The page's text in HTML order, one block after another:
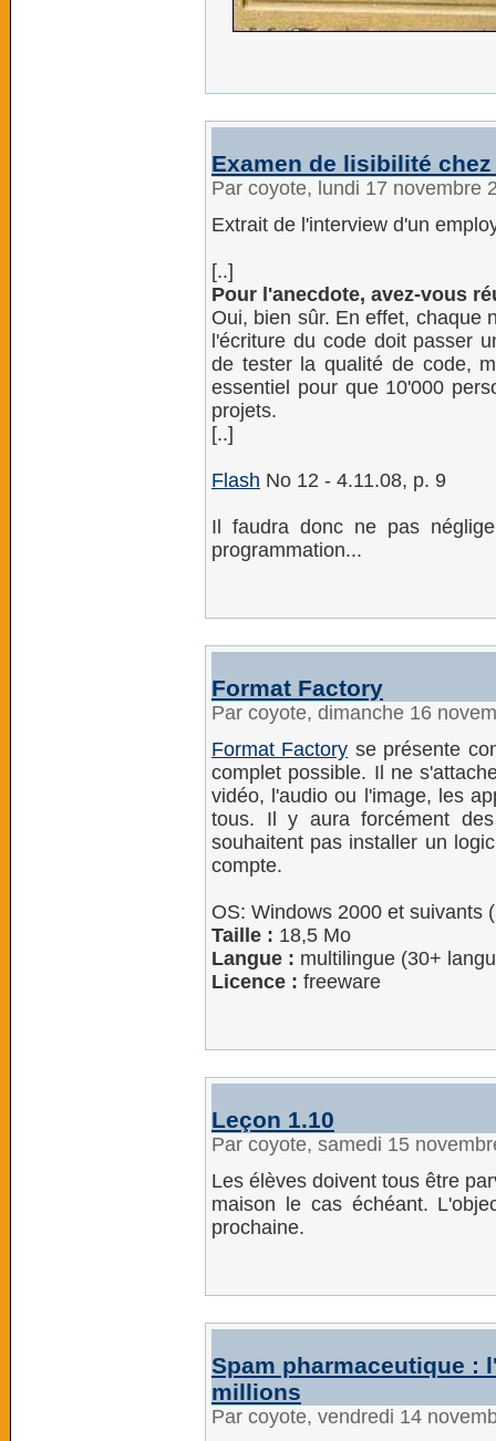
Examen de lisibilité
Par coyote, lundi 17 novembre
Extrait de l'interview d'un
[..]
Pour l'anecdote, avez-vous
Oui, bien sûr. En effet, chaque
l'écriture du code doit passer
de tester la qualité de code,
essentiel pour que 10'000
projets.
[..]
Flash No 12 - 4.11.08, p. 9
Il faudra donc ne pas
programmation...
Format Factory
Par coyote, dimanche 16
Format Factory se présente
complet possible. Il ne
vidéo, l'audio ou l'image, les
tous. Il y aura forcément
souhaitent pas installer un
compte.
OS: Windows 2000 et suivants
Taille : 18,5 Mo
Langue : multilingue (30+
Licence : freeware
Leçon 1.10
Par coyote, samedi 15
Les élèves doivent tous être
maison le cas échéant.
prochaine.
Spam pharmaceutique :
millions
Par coyote, vendredi 14